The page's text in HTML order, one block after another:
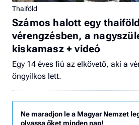
Thaiföld
Számos halott egy
vérengzésben, a
kiskamasz + videó
Egy 14 éves fiú az elkövető, aki a
öngyilkos lett.
Ne maradjon le a Magyar Nemzet
olvassa őket minden nap!